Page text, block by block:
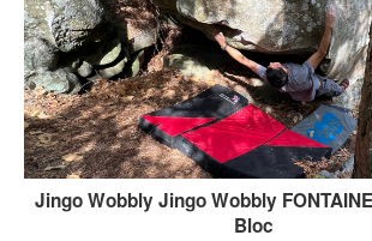
Jingo Wobbly Jingo Wobbly
Bloc